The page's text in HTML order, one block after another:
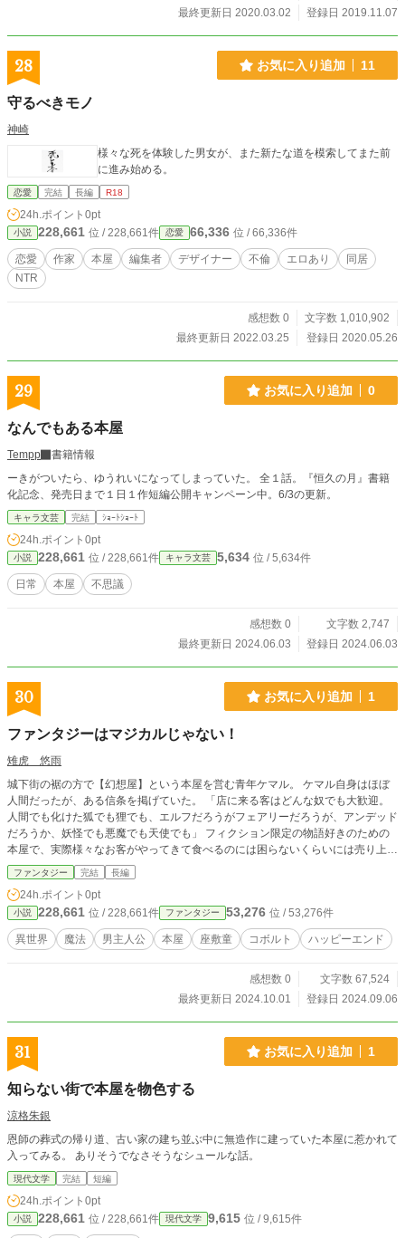
最終更新日 2020.03.02
登録日 2019.11.07
28 お気に入り追加 11
守るべきモノ
神崎
様々な死を体験した男女が、また新たな道を模索してまた前
に進み始める。
恋愛 完結 長編 R18
24h.ポイント 0pt
小説 228,661 位 / 228,661件 恋愛 66,336 位 / 66,336件
恋愛 作家 本屋 編集者 デザイナー 不倫 エロあり
同居
NTR
感想数 0
文字数 1,010,902
最終更新日 2022.03.25
登録日 2020.05.26
29 お気に入り追加 0
なんでもある本屋
Tempp
書籍情報
ーきがついたら、ゆうれいになってしまっていた。 全１話。『恒久の月』書籍
化記念、発売日まで１日１作短編公開キャンペーン中。6/3の更新。
キャラ文芸 完結 ｼｮｰﾄｼｮｰﾄ
24h.ポイント 0pt
小説 228,661 位 / 228,661件 キャラ文芸 5,634 位 / 5,634件
日常 本屋 不思議
感想数 0
文字数 2,747
最終更新日 2024.06.03
登録日 2024.06.03
30 お気に入り追加 1
ファンタジーはマジカルじゃない！
雉虎 悠雨
城下街の裾の方で【幻想屋】という本屋を営む青年ケマル。 ケマル自身はほぼ
人間だったが、ある信条を掲げていた。 「店に来る客はどんな奴でも大歓迎。
人間でも化けた狐でも狸でも、エルフだろうがフェアリーだろうが、アンデッド
だろうか、妖怪でも悪魔でも天使でも」 フィクション限定の物語好きのための
本屋で、実際様々なお客がやってきて食べるのには困らないくらいには売り上げ
ていた。 けれどいつしか、本を買っていくお客ばかりではなくなっていく。
細々と好きな本に囲まれてこじんまりと生きていくはずのケマルの計画は確実
に、その理想から逸れていく。 ※小説家になろうにも掲載しています
ファンタジー 完結 長編
24h.ポイント 0pt
小説 228,661 位 / 228,661件 ファンタジー 53,276 位 / 53,276件
異世界 魔法 男主人公 本屋 座敷童 コボルト ハッピーエンド
感想数 0
文字数 67,524
最終更新日 2024.10.01
登録日 2024.09.06
31 お気に入り追加 1
知らない街で本屋を物色する
涼格朱銀
恩師の葬式の帰り道、古い家の建ち並ぶ中に無造作に建っていた本屋に惹かれて
入ってみる。 ありそうでなさそうなシュールな話。
現代文学 完結 短編
24h.ポイント 0pt
小説 228,661 位 / 228,661件 現代文学 9,615 位 / 9,615件